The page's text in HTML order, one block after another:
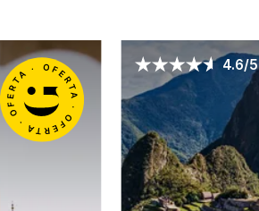
4.6/5